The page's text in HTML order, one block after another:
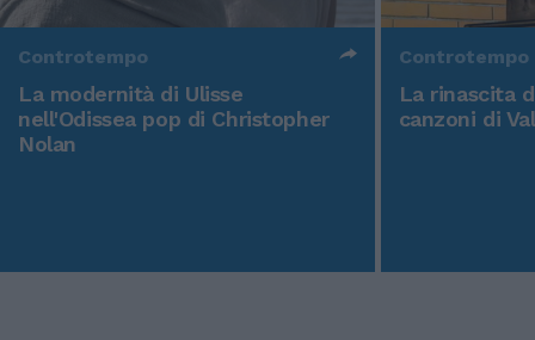
Controtempo
La modernità di Ulisse
nell'Odissea pop di Christopher
Nolan
Controtempo
La rinascita
canzoni di